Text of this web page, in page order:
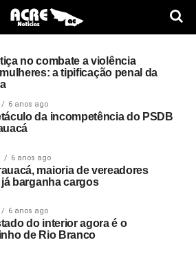
no combate a violência
a tipificação penal da
6 anos ago
da incompetência do PSDB
6 anos ago
maioria de vereadores
barganha cargos
6 anos ago
do interior agora é o
de Rio Branco